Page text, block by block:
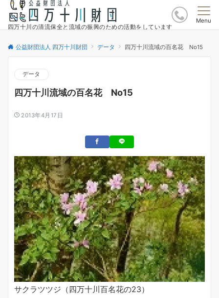
四万十川の清流保全と流域の振興のための活動をしています
Menu
公益財団法人 四万十川財団 データ 四万十川流域の百名花 No15
データ
四万十川流域の百名花 No15
2013年4月17日
サクラツツジ（四万十川百名花の23）